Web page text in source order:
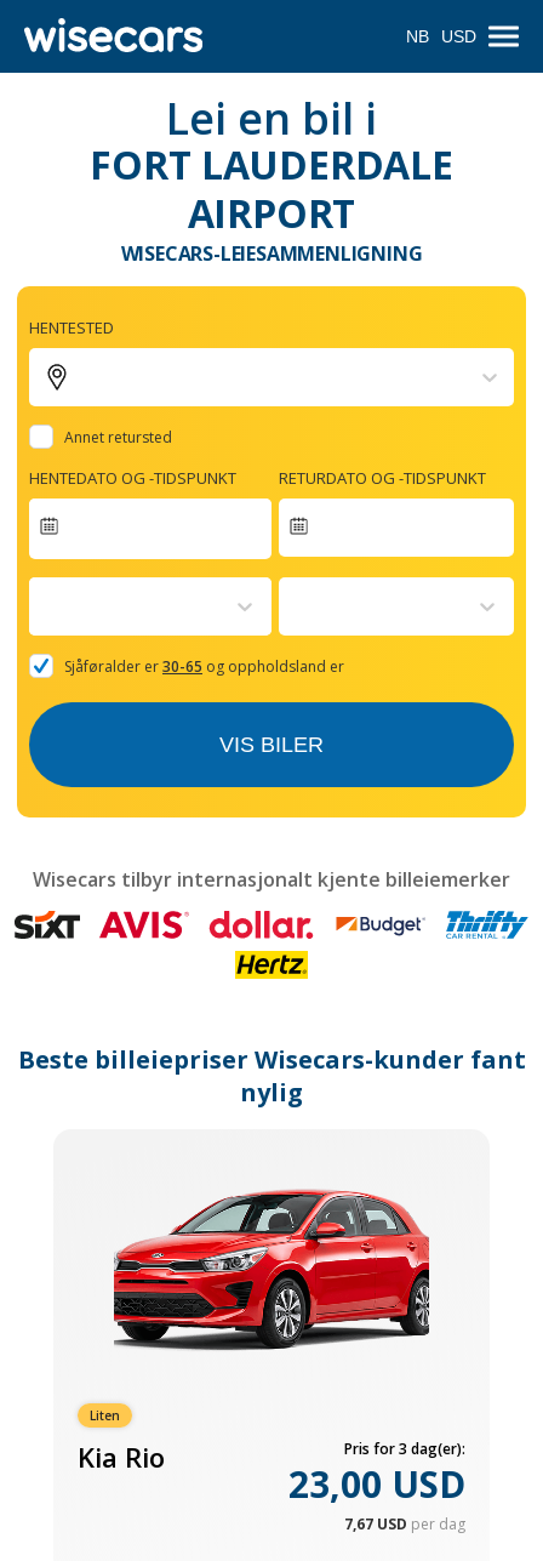
NB USD
Lei en bil i
FORT LAUDERDALE
AIRPORT
WISECARS-LEIESAMMENLIGNING
HENTESTED
Annet retursted
HENTEDATO OG -TIDSPUNKT
forward
with
the
and
mark
to
get
changing
RETURDATO OG -TIDSPUNKT
Sjåføralder er30-65 og oppholdsland er
VIS BILER
Wisecars tilbyr internasjonalt kjente billeiemerker
Beste billeiepriser Wisecars-kunder fant
nylig
Liten
Kia Rio Pris for 3 dag(er):
23,00 USD
7,67 USD per dag